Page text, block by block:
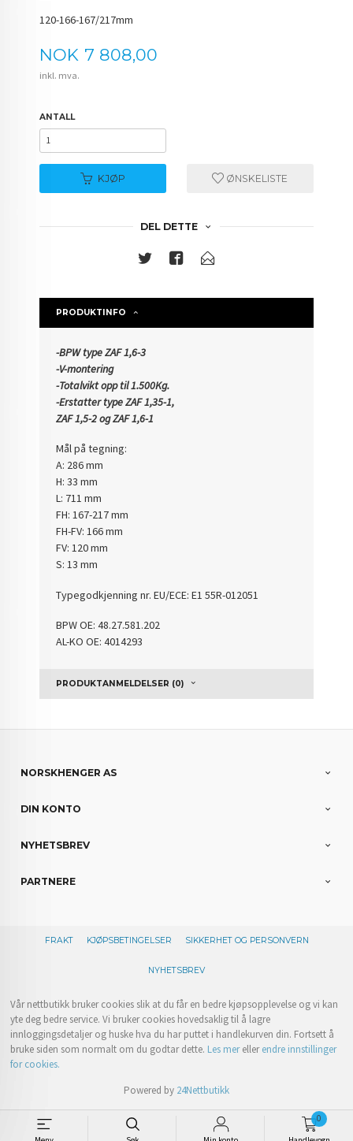
0
120-166-167/217mm
Pris
NOK 7 808,00
inkl. mva.
ANTALL
KJØP ØNSKELISTE
DEL DETTE
PRODUKTINFO
-BPW type ZAF 1,6-3
-V-montering
-Totalvikt opp til 1.500Kg.
-Erstatter type ZAF 1,35-1,
ZAF 1,5-2 og ZAF 1,6-1
Mål på tegning:
A: 286 mm
H: 33 mm
L: 711 mm
FH: 167-217 mm
FH-FV: 166 mm
FV: 120 mm
S: 13 mm
Typegodkjenning nr. EU/ECE: E1 55R-012051
BPW OE: 48.27.581.202
AL-KO OE: 4014293
PRODUKTANMELDELSER (0)
NORSKHENGER AS
DIN KONTO
NYHETSBREV
PARTNERE
FRAKT KJØPSBETINGELSER SIKKERHET OG PERSONVERN
NYHETSBREV
Vår nettbutikk bruker cookies slik at du får en bedre kjøpsopplevelse og vi kan
yte deg bedre service. Vi bruker cookies hovedsaklig til å lagre
innloggingsdetaljer og huske hva du har puttet i handlekurven din. Fortsett å
bruke siden som normalt om du godtar dette. Les merellerendre innstillinger
for cookies.
Powered by 24Nettbutikk